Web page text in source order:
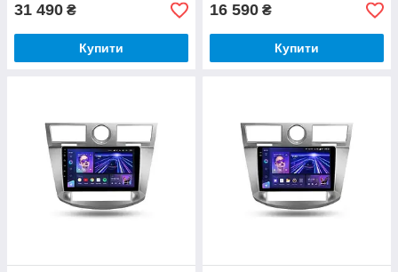
31 490 ₴
Купити
16 590 ₴
Купити